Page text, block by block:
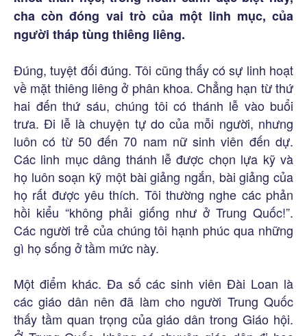
cha còn đóng vai trò của một linh mục, của
người tháp tùng thiêng liêng.
Đúng, tuyệt đối đúng. Tôi cũng thấy có sự linh hoạt
về mặt thiêng liêng ở phân khoa. Chẳng hạn từ thứ
hai đến thứ sáu, chúng tôi có thánh lễ vào buổi
trưa. Đi lễ là chuyện tự do của mỗi người, nhưng
luôn có từ 50 đến 70 nam nữ sinh viên đến dự.
Các linh mục dâng thánh lễ được chọn lựa kỹ và
họ luôn soạn kỹ một bài giảng ngắn, bài giảng của
họ rất được yêu thích. Tôi thường nghe các phản
hồi kiểu “không phải giống như ở Trung Quốc!”.
Các người trẻ của chúng tôi hạnh phúc qua những
gì họ sống ở tầm mức này.
Một điểm khác. Đa số các sinh viên Đài Loan là
các giáo dân nên đã làm cho người Trung Quốc
thấy tầm quan trọng của giáo dân trong Giáo hội.